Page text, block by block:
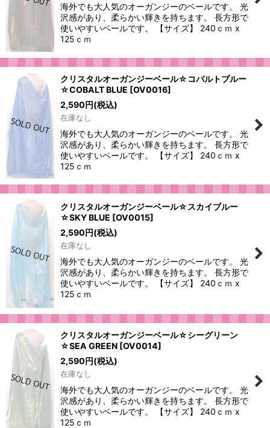
海外でも大人気のオーガンジーのベールです。 光
沢感があり、柔らかい輝きを持ちます。 長方形で
使いやすいベールです。 【サイズ】 240ｃｍ x
125ｃｍ
クリスタルオーガンジーベール☆コバルトブルー
☆COBALT BLUE [OV0016]
2,590円(税込)
在庫なし
海外でも大人気のオーガンジーのベールです。 光
沢感があり、柔らかい輝きを持ちます。 長方形で
使いやすいベールです。 【サイズ】 240ｃｍ x
125ｃｍ
クリスタルオーガンジーベール☆スカイブルー
☆SKY BLUE [OV0015]
2,590円(税込)
在庫なし
海外でも大人気のオーガンジーのベールです。 光
沢感があり、柔らかい輝きを持ちます。 長方形で
使いやすいベールです。 【サイズ】 240ｃｍ x
125ｃｍ
クリスタルオーガンジーベール☆シーグリーン
☆SEA GREEN [OV0014]
2,590円(税込)
在庫なし
海外でも大人気のオーガンジーのベールです。 光
沢感があり、柔らかい輝きを持ちます。 長方形で
使いやすいベールです。 【サイズ】 240ｃｍ x
125ｃｍ